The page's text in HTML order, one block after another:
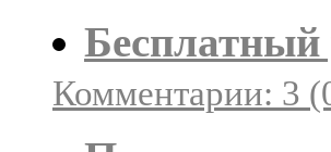
Бесплатный
Комментарии: 3